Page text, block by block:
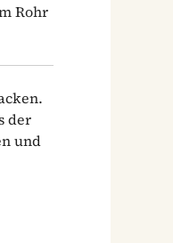
Rohr
der
und